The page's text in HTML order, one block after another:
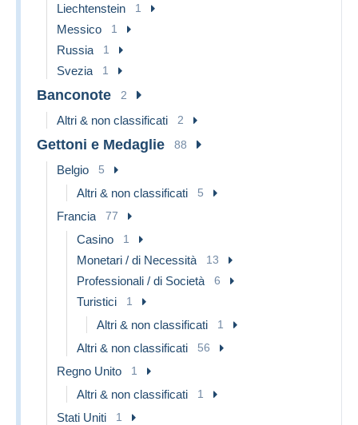
Liechtenstein 1
Messico 1
Russia 1
Svezia 1
Banconote 2
Altri & non classificati 2
Gettoni e Medaglie 88
Belgio 5
Altri & non classificati 5
Francia 77
Casino 1
Monetari / di Necessità 13
Professionali / di Società 6
Turistici 1
Altri & non classificati 1
Altri & non classificati 56
Regno Unito 1
Altri & non classificati 1
Stati Uniti 1